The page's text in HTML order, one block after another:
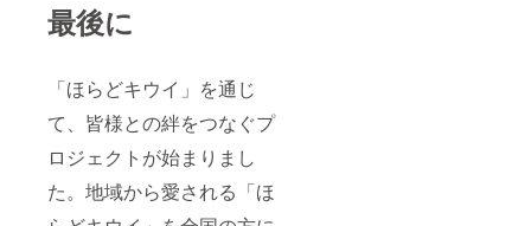
最後に
「ほらどキウイ」を通じ
て、皆様との絆をつなぐプ
ロジェクトが始まりまし
た。地域から愛される「ほ